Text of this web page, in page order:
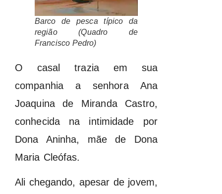
Barco de pesca típico da
região (Quadro de
Francisco Pedro)
O casal trazia em sua
companhia a senhora Ana
Joaquina de Miranda Castro,
conhecida na intimidade por
Dona Aninha, mãe de Dona
Maria Cleófas.
Ali chegando, apesar de jovem,